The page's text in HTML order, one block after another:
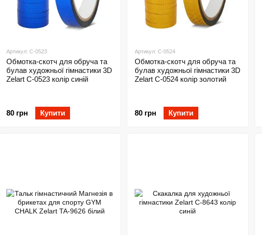
Артикул: C-0523
Обмотка-скотч для обруча та
булав художньої гімнастики 3D
Zelart C-0523 колір синій
80 грн Купити
Артикул: C-0524
Обмотка-скотч для обруча та
булав художньої гімнастики 3D
Zelart C-0524 колір золотий
80 грн Купити